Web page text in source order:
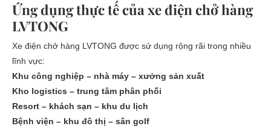
Ứng dụng thực tế của xe điện chở hàng
LVTONG
Xe điện chở hàng LVTONG được sử dụng rộng rãi trong nhiều
lĩnh vực:
Khu công nghiệp – nhà máy – xưởng sản xuất
Kho logistics – trung tâm phân phối
Resort – khách sạn – khu du lịch
Bệnh viện – khu đô thị – sân golf